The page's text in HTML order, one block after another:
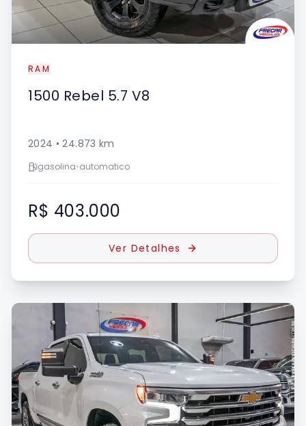
RAM
1500 Rebel 5.7 V8
2024 •24.873 km
gasolina•automatico
R$ 403.000
Ver Detalhes